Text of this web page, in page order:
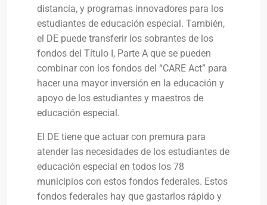
distancia, y programas innovadores para los
estudiantes de educación especial. También,
el DE puede transferir los sobrantes de los
fondos del Título I, Parte A que se pueden
combinar con los fondos del “CARE Act” para
hacer una mayor inversión en la educación y
apoyo de los estudiantes y maestros de
educación especial.
El DE tiene que actuar con premura para
atender las necesidades de los estudiantes de
educación especial en todos los 78
municipios con estos fondos federales. Estos
fondos federales hay que gastarlos rápido y